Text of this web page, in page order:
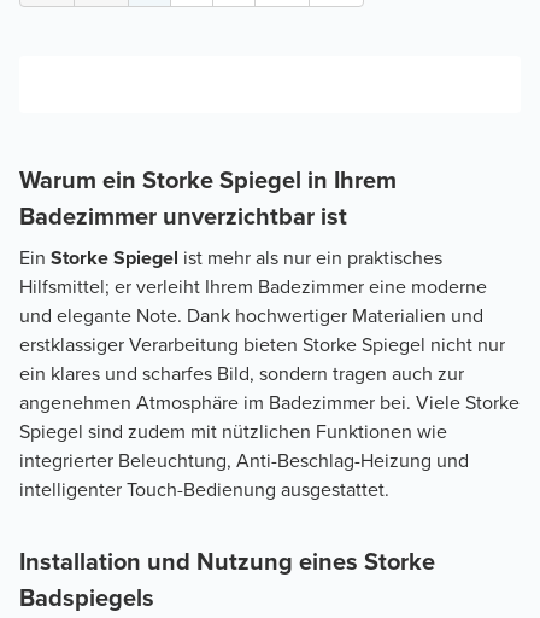
Warum ein Storke Spiegel in Ihrem
Badezimmer unverzichtbar ist
Ein Storke Spiegel ist mehr als nur ein praktisches
Hilfsmittel; er verleiht Ihrem Badezimmer eine moderne
und elegante Note. Dank hochwertiger Materialien und
erstklassiger Verarbeitung bieten Storke Spiegel nicht nur
ein klares und scharfes Bild, sondern tragen auch zur
angenehmen Atmosphäre im Badezimmer bei. Viele Storke
Spiegel sind zudem mit nützlichen Funktionen wie
integrierter Beleuchtung, Anti-Beschlag-Heizung und
intelligenter Touch-Bedienung ausgestattet.
Installation und Nutzung eines Storke
Badspiegels